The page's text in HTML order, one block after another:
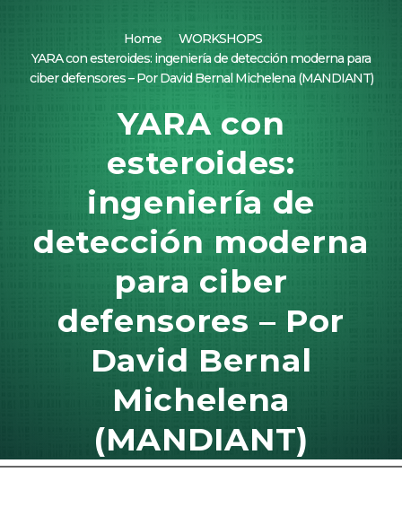
Home
WORKSHOPS
YARA con esteroides: ingeniería de detección moderna para
ciber defensores – Por David Bernal Michelena (MANDIANT)
YARA con
esteroides:
ingeniería de
detección moderna
para ciber
defensores – Por
David Bernal
Michelena
(MANDIANT)